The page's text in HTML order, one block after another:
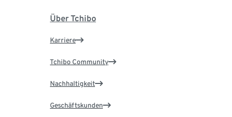
Über Tchibo
Karriere
Tchibo Community
Nachhaltigkeit
Geschäftskunden